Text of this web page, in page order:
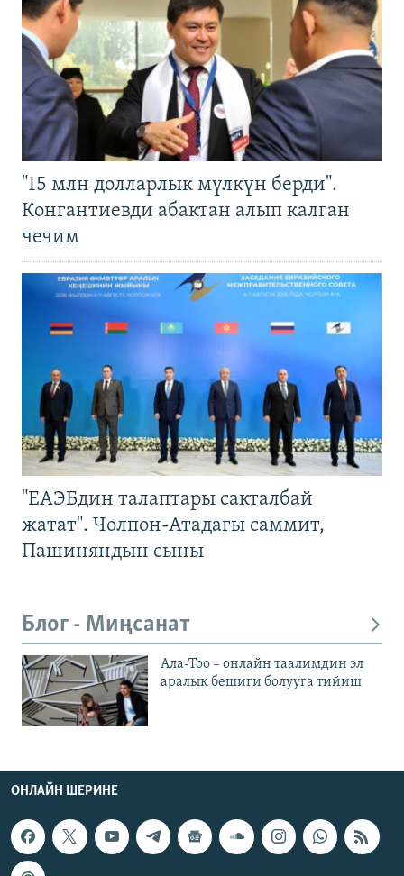
"15 млн долларлык мүлкүн берди".
Конгантиевди абактан алып калган
чечим
"ЕАЭБдин талаптары сакталбай
жатат". Чолпон-Атадагы саммит,
Пашиняндын сыны
Блог - Миңсанат
Ала-Тоо – онлайн таалимдин эл
аралык бешиги болууга тийиш
ОНЛАЙН ШЕРИНЕ